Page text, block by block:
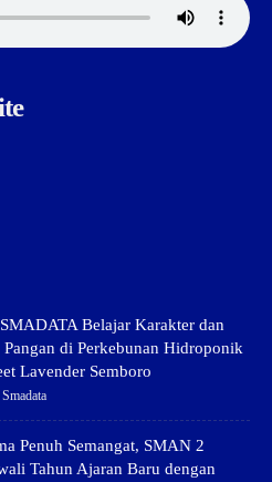
Belajar Karakter dan
Pangan di Perkebunan Hidroponik
Lavender Semboro
Penuh Semangat, SMAN 2
Tahun Ajaran Baru dengan